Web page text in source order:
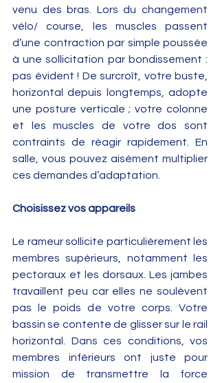
venu des bras. Lors du changement
vélo/ course, les muscles passent
d’une contraction par simple poussée
à une sollicitation par bondissement :
pas évident ! De surcroît, votre buste,
horizontal depuis longtemps, adopte
une posture verticale ; votre colonne
et les muscles de votre dos sont
contraints de réagir rapidement. En
salle, vous pouvez aisément multiplier
ces demandes d’adaptation.
Choisissez vos appareils
Le rameur sollicite particulièrement les
membres supérieurs, notamment les
pectoraux et les dorsaux. Les jambes
travaillent peu car elles ne soulèvent
pas le poids de votre corps. Votre
bassin se contente de glisser sur le rail
horizontal. Dans ces conditions, vos
membres inférieurs ont juste pour
mission de transmettre la force